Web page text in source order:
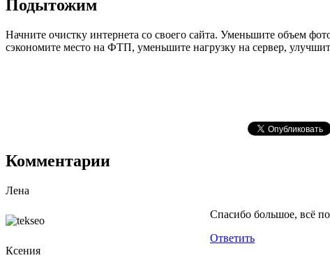
Подытожим
Начните очистку интернета со своего сайта. Уменьшите объем
сэкономите место на ФТП, уменьшите нагрузку на сервер,
Комментарии
Лена
Спасибо большое, всё
Ответить
Ксения